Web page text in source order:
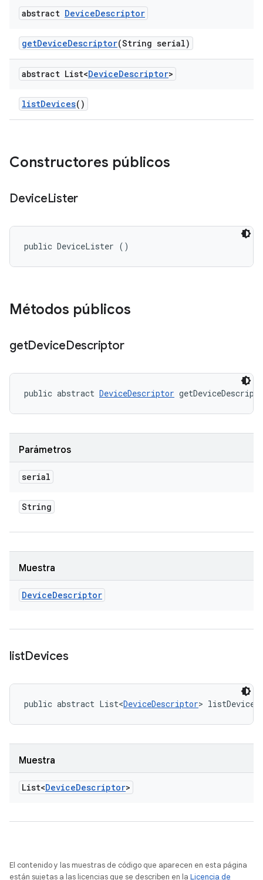
abstract DeviceDescriptor
getDeviceDescriptor(String serial)
abstract List<DeviceDescriptor>
listDevices()
Constructores públicos
DeviceLister
public DeviceLister ()
Métodos públicos
getDeviceDescriptor
public abstract DeviceDescriptor
Parámetros
serial
String
Muestra
DeviceDescriptor
listDevices
public abstract List<DeviceDescriptor>
Muestra
List<DeviceDescriptor>
El contenido y las muestras de código que aparecen en esta página
están sujetas a las licencias que se describen en la Licencia de